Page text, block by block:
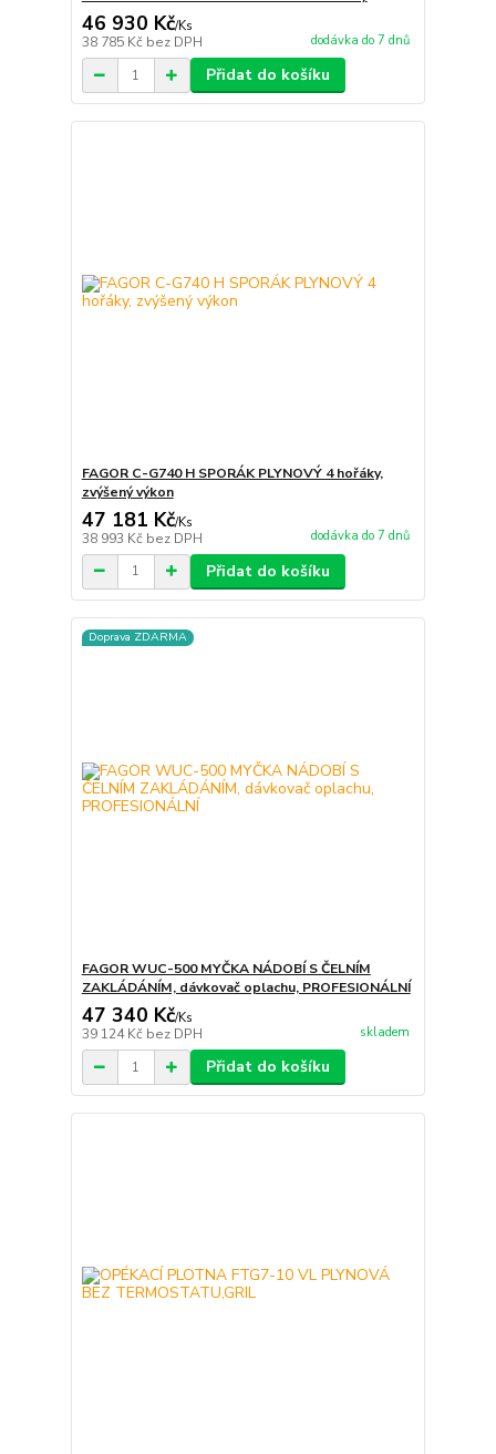
46 930 Kč/Ks
38 785 Kč bez DPH dodávka do 7 dnů
Přidat do košíku
FAGOR C-G740 H SPORÁK PLYNOVÝ 4 hořáky,
zvýšený výkon
47 181 Kč/Ks
38 993 Kč bez DPH dodávka do 7 dnů
Přidat do košíku
Doprava ZDARMA
FAGOR WUC-500 MYČKA NÁDOBÍ S ČELNÍM
ZAKLÁDÁNÍM, dávkovač oplachu, PROFESIONÁLNÍ
47 340 Kč/Ks
39 124 Kč bez DPH skladem
Přidat do košíku